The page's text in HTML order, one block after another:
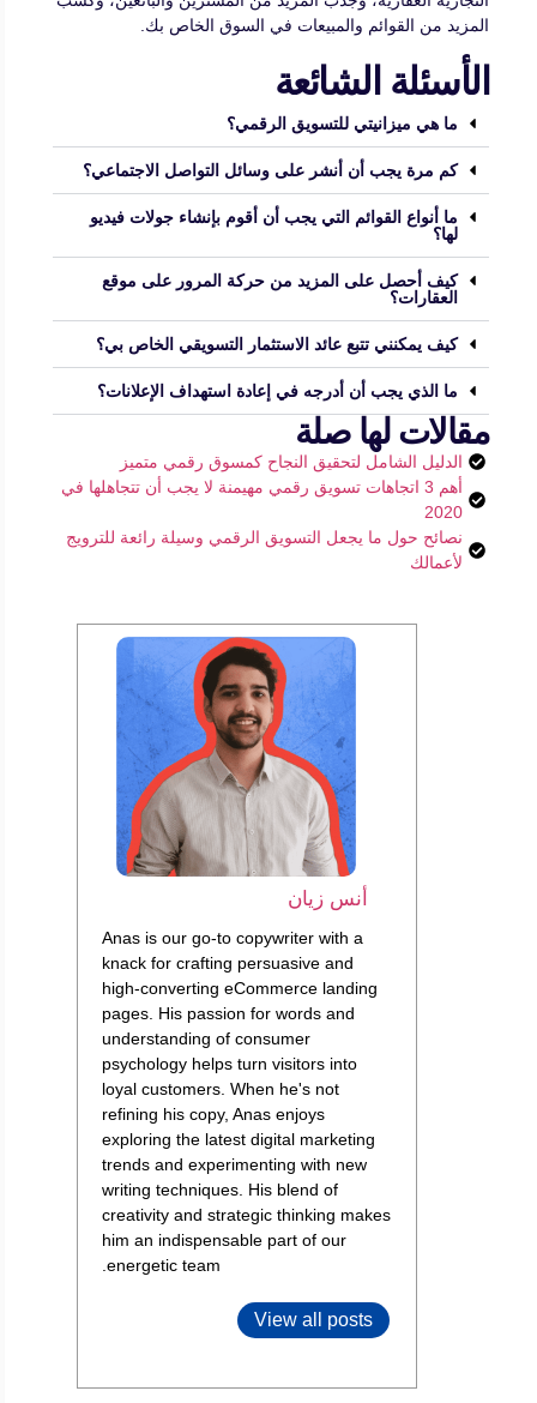
المزيد من القوائم والمبيعات في السوق الخاص بك.
الأسئلة الشائعة
ما هي ميزانيتي للتسويق الرقمي؟
كم مرة يجب أن أنشر على وسائل التواصل الاجتماعي؟
ما أنواع القوائم التي يجب أن أقوم بإنشاء جولات فيديو
لها؟
كيف أحصل على المزيد من حركة المرور على موقع
العقارات؟
كيف يمكنني تتبع عائد الاستثمار التسويقي الخاص بي؟
ما الذي يجب أن أدرجه في إعادة استهداف الإعلانات؟
مقالات لها صلة
الدليل الشامل لتحقيق النجاح كمسوق رقمي متميز
أهم 3 اتجاهات تسويق رقمي مهيمنة لا يجب أن تتجاهلها في
2020
نصائح حول ما يجعل التسويق الرقمي وسيلة رائعة للترويج
لأعمالك
أنس زيان
Anas is our go-to copywriter with a
knack for crafting persuasive and
high-converting eCommerce landing
pages. His passion for words and
understanding of consumer
psychology helps turn visitors into
loyal customers. When he's not
refining his copy, Anas enjoys
exploring the latest digital marketing
trends and experimenting with new
writing techniques. His blend of
creativity and strategic thinking makes
him an indispensable part of our
energetic team.
View all posts